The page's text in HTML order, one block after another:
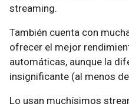
streaming.
También cuenta con
ofrecer el mejor
automáticas, aunque la
insignificante (al menos
Lo usan muchísimos